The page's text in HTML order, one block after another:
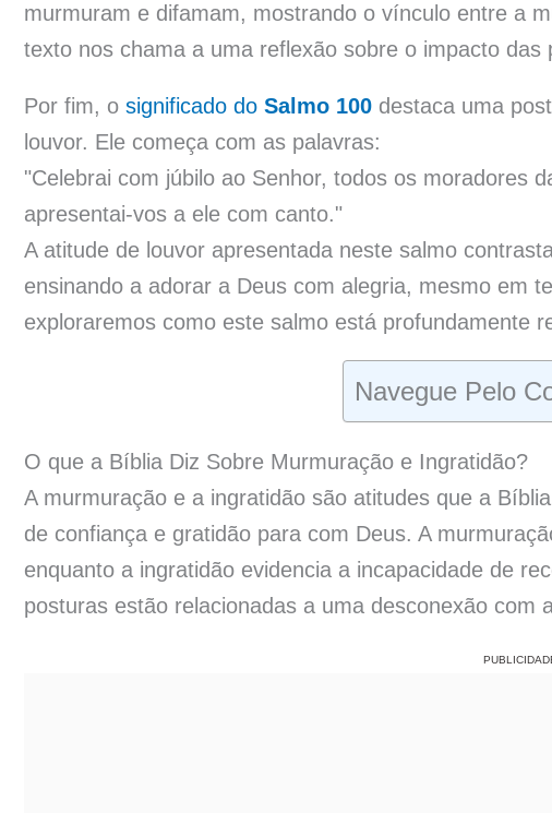
murmuram e difamam, mostrando o vínculo entre a
texto nos chama a uma reflexão sobre o impacto
Por fim, o significado do Salmo 100 destaca uma
louvor. Ele começa com as palavras:
"Celebrai com júbilo ao Senhor, todos os moradores
apresentai-vos a ele com canto."
A atitude de louvor apresentada neste salmo
ensinando a adorar a Deus com alegria, mesmo em
exploraremos como este salmo está profundamente
Navegue Pelo
O que a Bíblia Diz Sobre Murmuração e Ingratidão?
A murmuração e a ingratidão são atitudes que a
de confiança e gratidão para com Deus. A
enquanto a ingratidão evidencia a incapacidade de
posturas estão relacionadas a uma desconexão com